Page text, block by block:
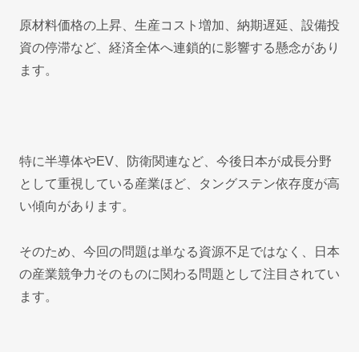
原材料価格の上昇、生産コスト増加、納期遅延、設備投
資の停滞など、経済全体へ連鎖的に影響する懸念があり
ます。
特に半導体やEV、防衛関連など、今後日本が成長分野
として重視している産業ほど、タングステン依存度が高
い傾向があります。
そのため、今回の問題は単なる資源不足ではなく、日本
の産業競争力そのものに関わる問題として注目されてい
ます。